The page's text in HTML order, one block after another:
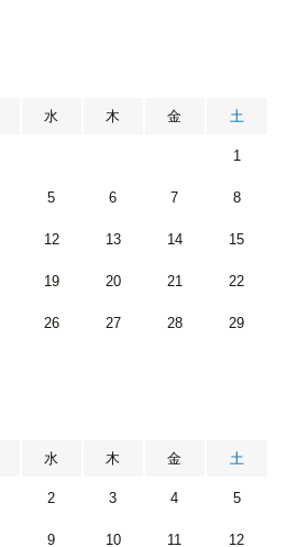
水 木 金 土
1
5 6 7 8
12 13 14 15
19 20 21 22
26 27 28 29
水 木 金 土
2 3 4 5
9 10 11 12